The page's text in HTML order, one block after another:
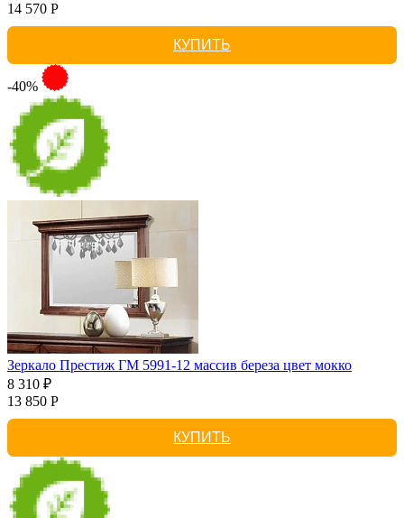
14 570 Р
КУПИТЬ
-40%
Зеркало Престиж ГМ 5991-12 массив береза цвет мокко
8 310 ₽
13 850 Р
КУПИТЬ